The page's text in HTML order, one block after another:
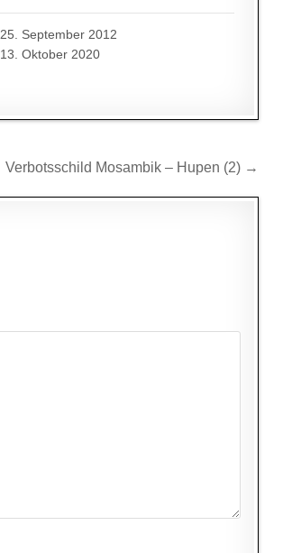
25. September 2012
13. Oktober 2020
Verbotsschild Mosambik – Hupen (2) →